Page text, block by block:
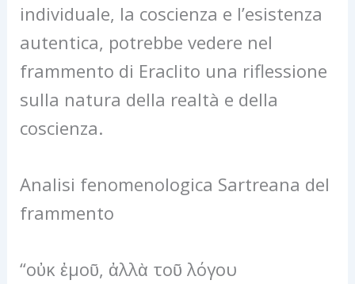
individuale, la coscienza e l’esistenza
autentica, potrebbe vedere nel
frammento di Eraclito una riflessione
sulla natura della realtà e della
coscienza.
Analisi fenomenologica Sartreana del
frammento
“οὐκ ἐμοῦ, ἀλλὰ τοῦ λόγου